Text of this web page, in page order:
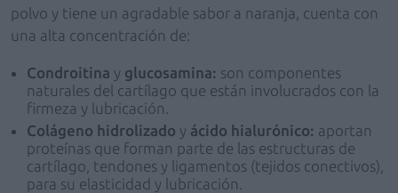
polvo y tiene un agradable sabor a naranja, cuenta con
una alta concentración de:
Condroitina y glucosamina: son componentes
naturales del cartílago que están involucrados con la
firmeza y lubricación.
Colágeno hidrolizado y ácido hialurónico: aportan
proteínas que forman parte de las estructuras de
cartílago, tendones y ligamentos (tejidos conectivos),
para su elasticidad y lubricación.